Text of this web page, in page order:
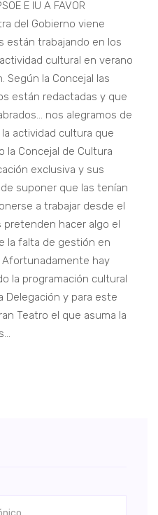
E IU A FAVOR
del Gobierno viene
están trabajando en los
cultural en verano
Según la Concejal las
están redactadas y que
nos alegramos de
actividad cultura que
la Concejal de Cultura
exclusiva y sus
suponer que las tenían
a trabajar desde el
pretenden hacer algo el
la falta de gestión en
hay
la programación cultural
Delegación y para este
Teatro el que asuma la